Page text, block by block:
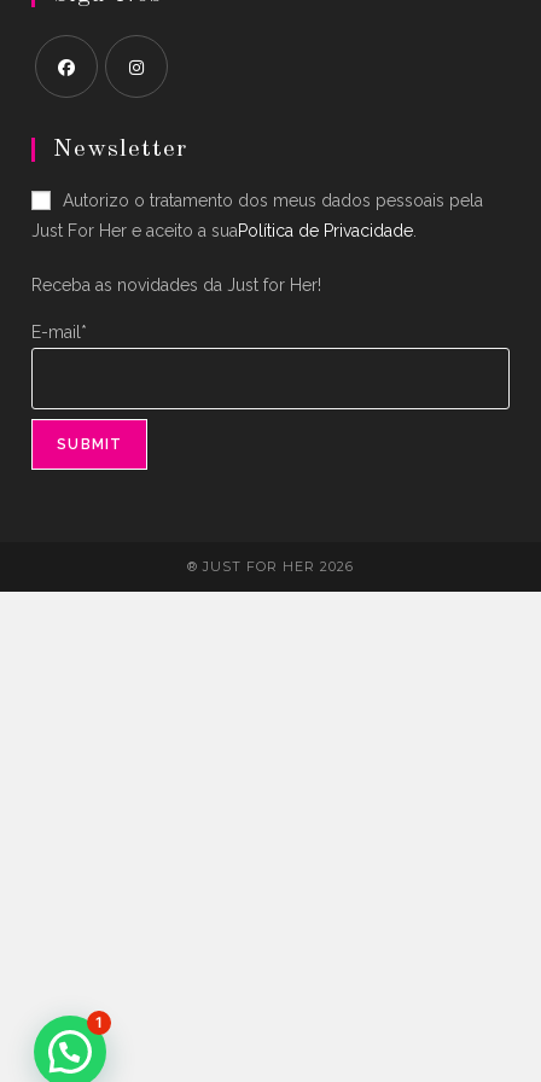
in
new
tab
in
new
tab
Newsletter
Autorizo o tratamento dos meus dados pessoais pela
Just For Her e aceito a suaPolítica de Privacidade
Receba as novidades da Just for Her!
E-mail*
® JUST FOR HER 2026
1